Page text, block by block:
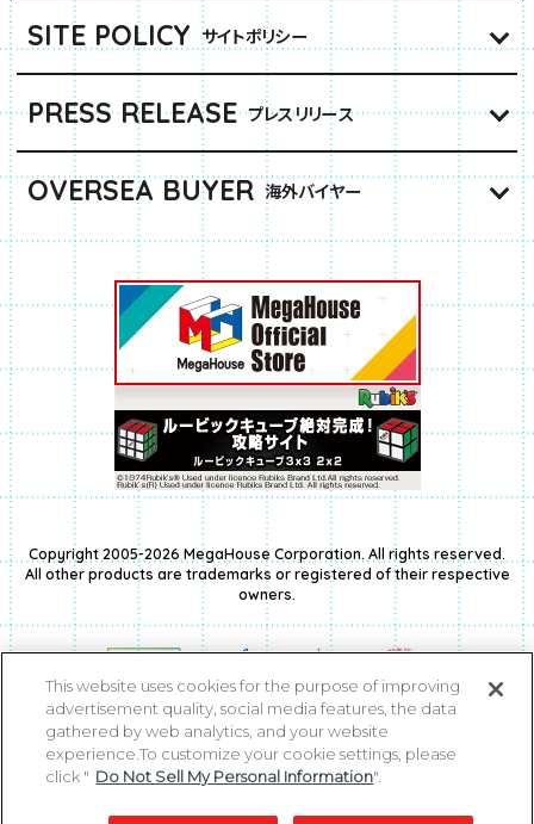
SITE POLICY サイトポリシー
PRESS RELEASE プレスリリース
OVERSEA BUYER 海外バイヤー
Copyright 2005-2026 MegaHouse Corporation. All rights reserved.
All other products are trademarks or registered of their respective
owners.
This website uses cookies for the purpose of improving
advertisement quality, social media features, the data
gathered by web analytics, and your website
experience.To customize your cookie settings, please
click " Do Not Sell My Personal Information".